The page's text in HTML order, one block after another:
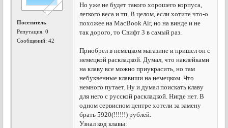
Посетитель
Репутация:0
Сообщений: 42
Но уже не будет такого хорошего корпуса,
легкого веса и тп. В целом, если хотите что-о
похожее на MacBook Air, но на винде и не
так дорого, то Свифт 3 в самый раз.
Приобрел в немецком магазине и пришел он с
немецкой раскладкой. Думал, что наклейками
на клаву все можно приукрасить, но там
небуквенные клавиши на немецком. Что
немного путает. Ну и думал поискать клаву
для него с русской раскладкой. Нигде нет. В
одном сервисном центре хотели за замену
брать 5920(!!!!!!) рублей.
Узнал код клавы: